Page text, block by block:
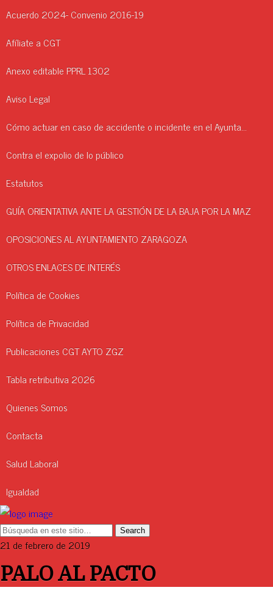
Acuerdo 2024- Convenio 2016-19
Afíliate a CGT
Anexo editable PPRL 1302
Aviso Legal
Cómo actuar en caso de accidente o incidente en el Ayuntamiento.
Contra el expolio de lo público
Estatutos
GUÍA ORIENTATIVA ANTE LA GESTIÓN DE LA BAJA POR LA MAZ
OPOSICIONES AL AYUNTAMIENTO ZARAGOZA
OTROS ENLACES DE INTERÉS
Política de Cookies
Política de Privacidad
Publicaciones CGT AYTO ZGZ
Tabla retributiva 2026
Quienes Somos
Contacta
Salud Laboral
Igualdad
21 de febrero de 2019
PALO AL PACTO